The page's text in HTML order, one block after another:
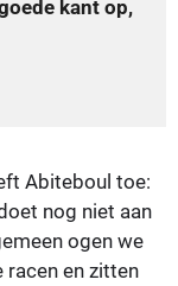
kant op,
Abiteboul toe:
nog niet aan
ogen we
en zitten